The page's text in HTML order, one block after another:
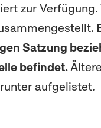
zur
Satzung
befindet.
aufgelistet.